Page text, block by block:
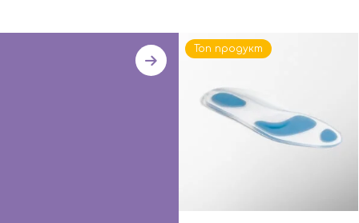
Топ продукт